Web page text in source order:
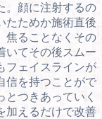
。顔に注射するの
たためか施術直後
焦ることなくその
いてその後スムー
フェイスラインが
信を持つことがで
つきあっていく
加えるだけで改善